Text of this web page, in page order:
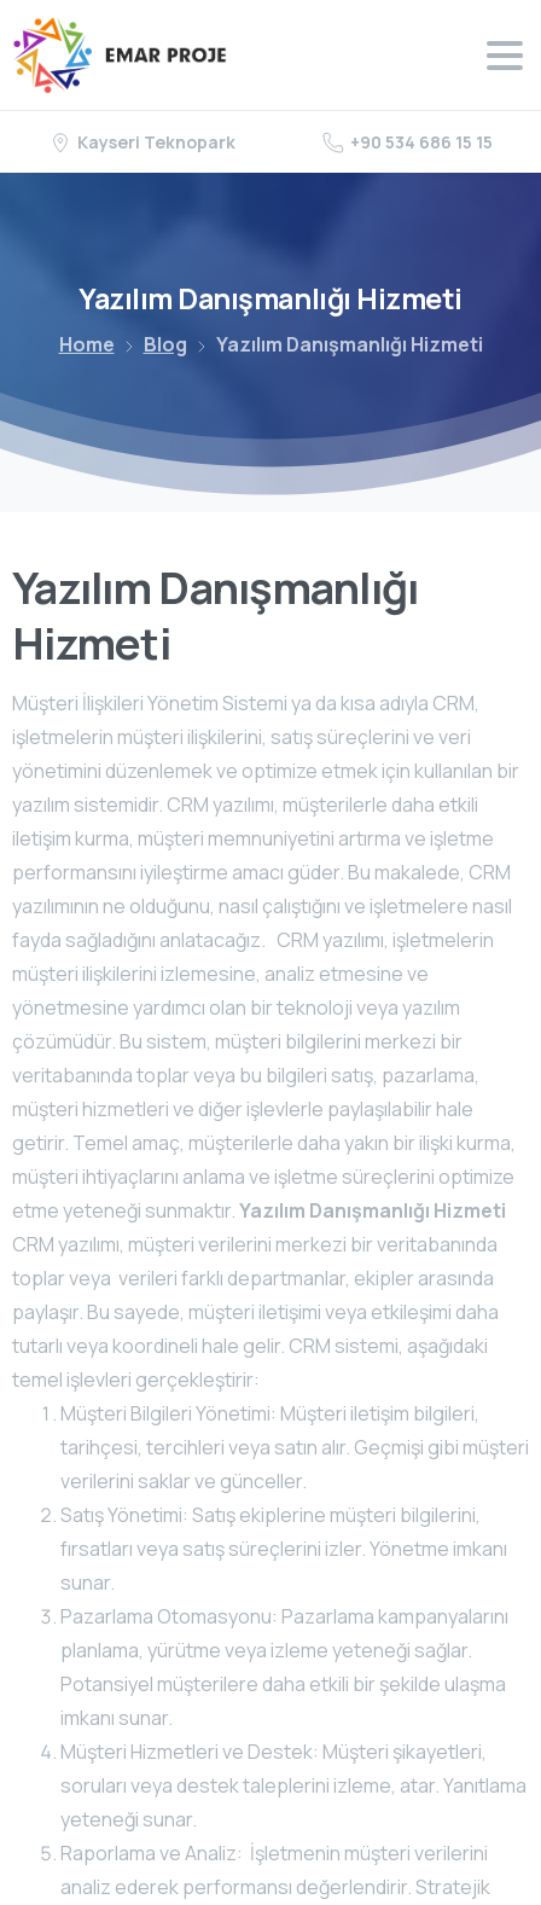
Kayseri Teknopark +90 534 686 15 15
Yazılım Danışmanlığı Hizmeti
Home Blog Yazılım Danışmanlığı Hizmeti
Yazılım Danışmanlığı
Hizmeti
Müşteri İlişkileri Yönetim Sistemi ya da kısa adıyla CRM,
işletmelerin müşteri ilişkilerini, satış süreçlerini ve veri
yönetimini düzenlemek ve optimize etmek için kullanılan bir
yazılım sistemidir. CRM yazılımı, müşterilerle daha etkili
iletişim kurma, müşteri memnuniyetini artırma ve işletme
performansını iyileştirme amacı güder. Bu makalede, CRM
yazılımının ne olduğunu, nasıl çalıştığını ve işletmelere nasıl
fayda sağladığını anlatacağız. CRM yazılımı, işletmelerin
müşteri ilişkilerini izlemesine, analiz etmesine ve
yönetmesine yardımcı olan bir teknoloji veya yazılım
çözümüdür. Bu sistem, müşteri bilgilerini merkezi bir
veritabanında toplar veya bu bilgileri satış, pazarlama,
müşteri hizmetleri ve diğer işlevlerle paylaşılabilir hale
getirir. Temel amaç, müşterilerle daha yakın bir ilişki kurma,
müşteri ihtiyaçlarını anlama ve işletme süreçlerini optimize
etme yeteneği sunmaktır.Yazılım Danışmanlığı Hizmeti
CRM yazılımı, müşteri verilerini merkezi bir veritabanında
toplar veya verileri farklı departmanlar, ekipler arasında
paylaşır. Bu sayede, müşteri iletişimi veya etkileşimi daha
tutarlı veya koordineli hale gelir. CRM sistemi, aşağıdaki
temel işlevleri gerçekleştirir:
Müşteri Bilgileri Yönetimi: Müşteri iletişim bilgileri,
tarihçesi, tercihleri veya satın alır. Geçmişi gibi müşteri
verilerini saklar ve günceller.
Satış Yönetimi: Satış ekiplerine müşteri bilgilerini,
fırsatları veya satış süreçlerini izler. Yönetme imkanı
sunar.
Pazarlama Otomasyonu: Pazarlama kampanyalarını
planlama, yürütme veya izleme yeteneği sağlar.
Potansiyel müşterilere daha etkili bir şekilde ulaşma
imkanı sunar.
Müşteri Hizmetleri ve Destek: Müşteri şikayetleri,
soruları veya destek taleplerini izleme, atar. Yanıtlama
yeteneği sunar.
Raporlama ve Analiz: İşletmenin müşteri verilerini
analiz ederek performansı değerlendirir. Stratejik